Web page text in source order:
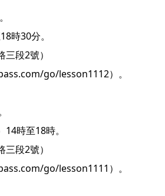
時30分。
段2號）
go/lesson1112）。
時至18時。
段2號）
go/lesson1111）。